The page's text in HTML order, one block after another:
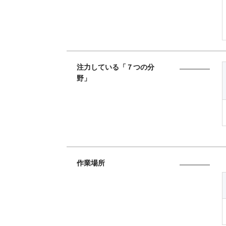
注力している「７つの分
野」
作業場所